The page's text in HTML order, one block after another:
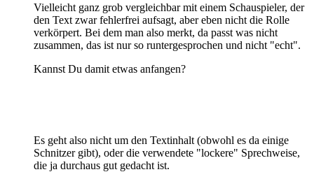
Vielleicht ganz grob vergleichbar mit einem Schauspieler, der
den Text zwar fehlerfrei aufsagt, aber eben nicht die Rolle
verkörpert. Bei dem man also merkt, da passt was nicht
zusammen, das ist nur so runtergesprochen und nicht "echt".
Kannst Du damit etwas anfangen?
Es geht also nicht um den Textinhalt (obwohl es da einige
Schnitzer gibt), oder die verwendete "lockere" Sprechweise,
die ja durchaus gut gedacht ist.